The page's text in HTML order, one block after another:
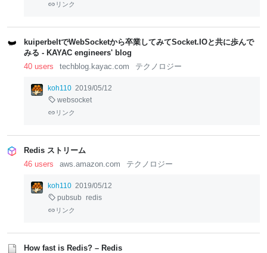
リンク
kuiperbeltでWebSocketから卒業してみてSocket.IOと共に歩んで
みる - KAYAC engineers' blog
40 users
techblog.kayac.com テクノロジー
koh110 2019/05/12
websocket
リンク
Redis ストリーム
46 users
aws.amazon.com テクノロジー
koh110 2019/05/12
pubsub redis
リンク
How fast is Redis? – Redis